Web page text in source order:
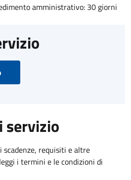
amministrativo: 30 giorni
servizio
scadenze, requisiti e altre
i termini e le condizioni di